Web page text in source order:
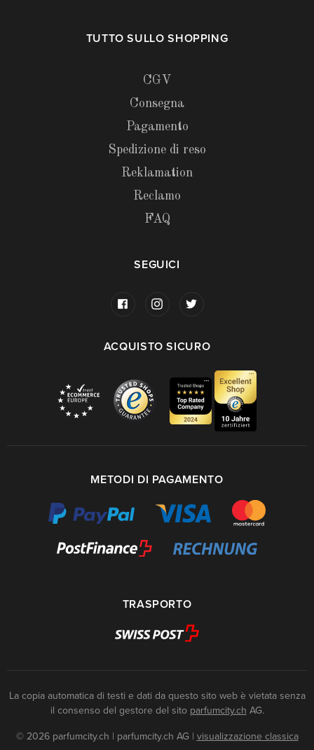
TUTTO SULLO SHOPPING
CGV
Consegna
Pagamento
Spedizione di reso
Reklamation
Reclamo
FAQ
SEGUICI
ACQUISTO SICURO
METODI DI PAGAMENTO
TRASPORTO
La copia automatica di testi e dati da questo sito web è vietata senza
il consenso del gestore del sito parfumcity.ch AG.
© 2026 parfumcity.ch | parfumcity.ch AG | visualizzazione classica